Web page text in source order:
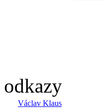
odkazy
Václav Klaus